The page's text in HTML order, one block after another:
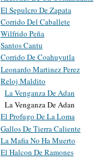
El Sepulcro De Zapata
Corrido Del Caballete
Wilfrido Peña
Santos Cantu
Corrido De Coahuyutla
Leonardo Martinez Perez
Reloj Maldito
La Venganza De Adan
La Venganza De Adan
El Profugo De La Loma
Gallos De Tierra Caliente
La Mafia No Ha Muerto
El Halcon De Ramones